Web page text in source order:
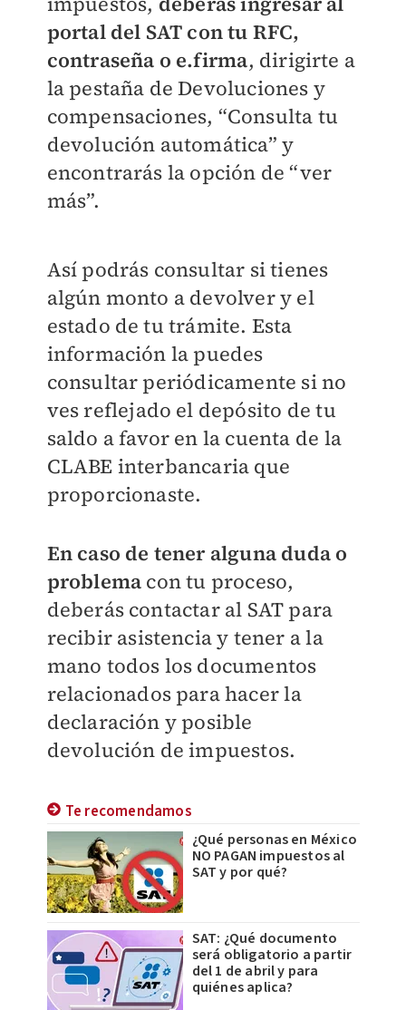
portal del SAT con tu RFC,
contraseña o e.firma, dirigirte a
la pestaña de Devoluciones y
compensaciones, “Consulta tu
devolución automática” y
encontrarás la opción de “ver
más”.
Así podrás consultar si tienes
algún monto a devolver y el
estado de tu trámite. Esta
información la puedes
consultar periódicamente si no
ves reflejado el depósito de tu
saldo a favor en la cuenta de la
CLABE interbancaria que
proporcionaste.
En caso de tener alguna duda o
problema con tu proceso,
deberás contactar al SAT para
recibir asistencia y tener a la
mano todos los documentos
relacionados para hacer la
declaración y posible
devolución de impuestos.
Te recomendamos
¿Qué personas en México
NO PAGAN impuestos al
SAT y por qué?
SAT: ¿Qué documento
será obligatorio a partir
del 1 de abril y para
quiénes aplica?